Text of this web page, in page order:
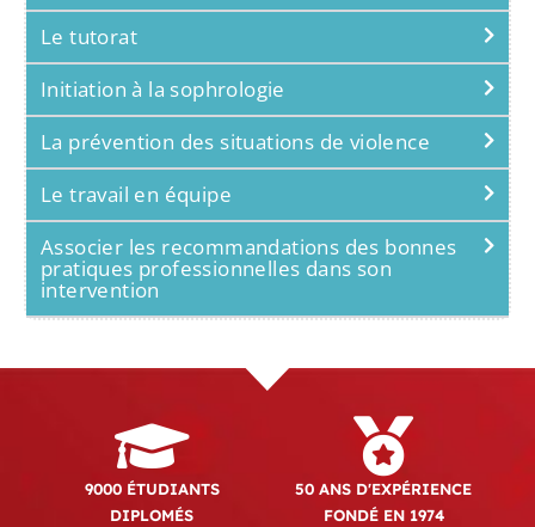
Le tutorat
Initiation à la sophrologie
La prévention des situations de violence
Le travail en équipe
Associer les recommandations des bonnes
pratiques professionnelles dans son
intervention
9000 ÉTUDIANTS
DIPLOMÉS
50 ANS D'EXPÉRIENCE
FONDÉ EN 1974